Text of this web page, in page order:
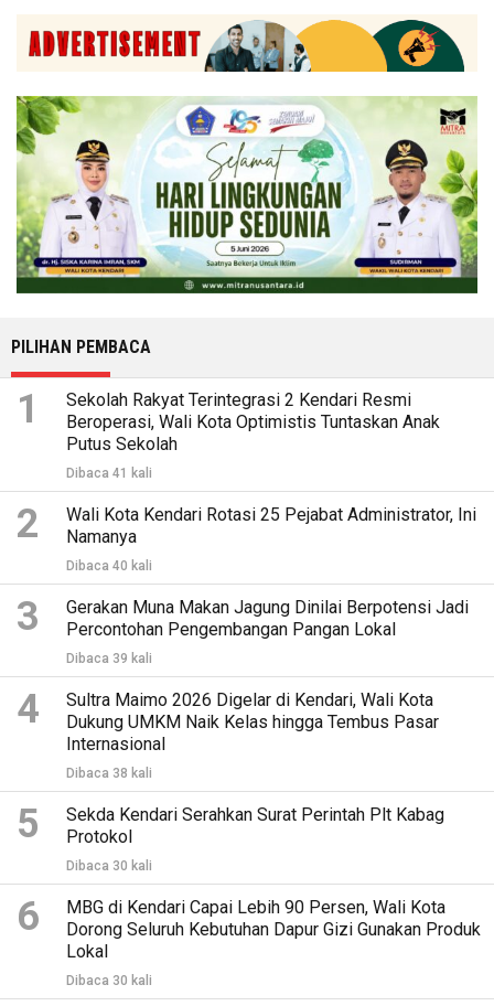
PILIHAN PEMBACA
1
Sekolah Rakyat Terintegrasi 2 Kendari Resmi
Beroperasi, Wali Kota Optimistis Tuntaskan Anak
Putus Sekolah
Dibaca 41 kali
2
Wali Kota Kendari Rotasi 25 Pejabat Administrator, Ini
Namanya
Dibaca 40 kali
3
Gerakan Muna Makan Jagung Dinilai Berpotensi Jadi
Percontohan Pengembangan Pangan Lokal
Dibaca 39 kali
4
Sultra Maimo 2026 Digelar di Kendari, Wali Kota
Dukung UMKM Naik Kelas hingga Tembus Pasar
Internasional
Dibaca 38 kali
5
Sekda Kendari Serahkan Surat Perintah Plt Kabag
Protokol
Dibaca 30 kali
6
MBG di Kendari Capai Lebih 90 Persen, Wali Kota
Dorong Seluruh Kebutuhan Dapur Gizi Gunakan Produk
Lokal
Dibaca 30 kali